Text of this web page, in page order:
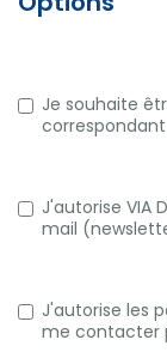
Je souhaite
J'autorise VIA
mail
J'autorise les
me contacter